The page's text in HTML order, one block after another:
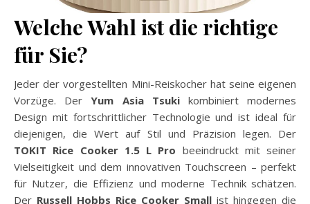
Welche Wahl ist die richtige
für Sie?
Jeder der vorgestellten Mini-Reiskocher hat seine eigenen
Vorzüge. DerYum Asia Tsukikombiniert modernes
Design mit fortschrittlicher Technologie und ist ideal für
diejenigen, die Wert auf Stil und Präzision legen. Der
TOKIT Rice Cooker 1.5 L Pro beeindruckt mit seiner
Vielseitigkeit und dem innovativen Touchscreen – perfekt
für Nutzer, die Effizienz und moderne Technik schätzen.
Der Russell Hobbs Rice Cooker Small ist hingegen die